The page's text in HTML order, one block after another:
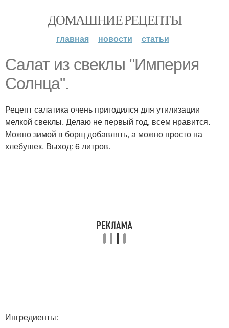
ДОМАШНИЕ РЕЦЕПТЫ
главная новости статьи
Салат из свеклы "Империя
Солнца".
Рецепт салатика очень пригодился для утилизации
мелкой свеклы. Делаю не первый год, всем нравится.
Можно зимой в борщ добавлять, а можно просто на
хлебушек. Выход: 6 литров.
Ингредиенты: